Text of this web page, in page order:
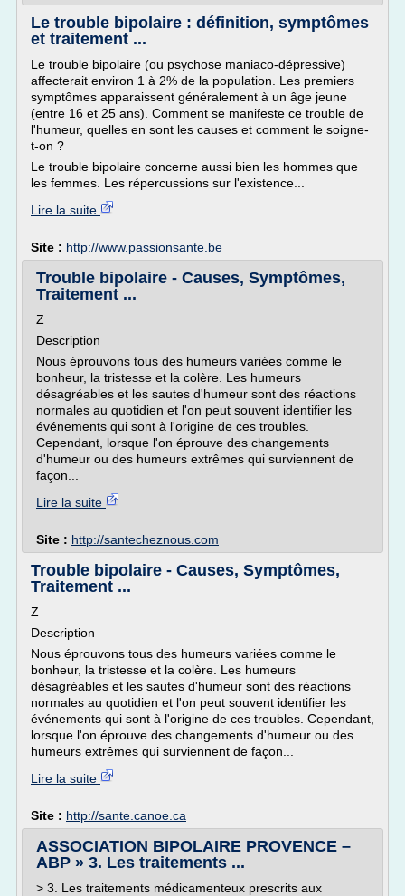
Le trouble bipolaire : définition, symptômes
et traitement ...
Le trouble bipolaire (ou psychose maniaco-dépressive)
affecterait environ 1 à 2% de la population. Les premiers
symptômes apparaissent généralement à un âge jeune
(entre 16 et 25 ans). Comment se manifeste ce trouble de
l'humeur, quelles en sont les causes et comment le soigne-
t-on ?
Le trouble bipolaire concerne aussi bien les hommes que
les femmes. Les répercussions sur l'existence...
Lire la suite
Site : http://www.passionsante.be
Trouble bipolaire - Causes, Symptômes,
Traitement ...
Z
Description
Nous éprouvons tous des humeurs variées comme le
bonheur, la tristesse et la colère. Les humeurs
désagréables et les sautes d'humeur sont des réactions
normales au quotidien et l'on peut souvent identifier les
événements qui sont à l'origine de ces troubles.
Cependant, lorsque l'on éprouve des changements
d'humeur ou des humeurs extrêmes qui surviennent de
façon...
Lire la suite
Site : http://santecheznous.com
Trouble bipolaire - Causes, Symptômes,
Traitement ...
Z
Description
Nous éprouvons tous des humeurs variées comme le
bonheur, la tristesse et la colère. Les humeurs
désagréables et les sautes d'humeur sont des réactions
normales au quotidien et l'on peut souvent identifier les
événements qui sont à l'origine de ces troubles. Cependant,
lorsque l'on éprouve des changements d'humeur ou des
humeurs extrêmes qui surviennent de façon...
Lire la suite
Site : http://sante.canoe.ca
ASSOCIATION BIPOLAIRE PROVENCE –
ABP » 3. Les traitements ...
> 3. Les traitements médicamenteux prescrits aux